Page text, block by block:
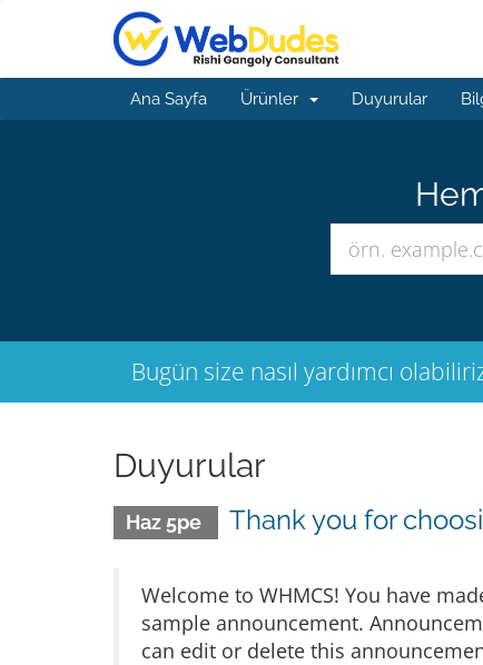
Ana Sayfa Ürünler Duyurular
Bugün size nasıl yardımcı
Duyurular
Haz 5pe Thank you for
Welcome to WHMCS! You have
sample announcement.
can edit or delete this